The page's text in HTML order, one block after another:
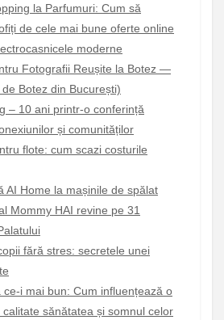
la Parfumuri: Cum să
de cele mai bune oferte online
moderne
Fotografii Reușite la Botez —
Botez din București)
– 10 ani printr-o conferință
și comunităților
flote: cum scazi costurile
AI Home la mașinile de spălat
Mommy HAI revine pe 31
fără stres: secretele unei
ce-i mai bun: Cum influențează o
sănătatea și somnul celor